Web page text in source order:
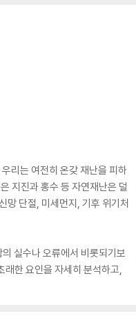
리는 여전히 온갖 재난을 피하
지진과 홍수 등 자연재난은 덜
망 단절, 미세먼지, 기후 위기처
실수나 오류에서 비롯되기보
래한 요인을 자세히 분석하고,